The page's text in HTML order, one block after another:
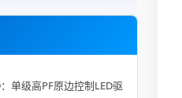
单级高PF原边控制LED驱